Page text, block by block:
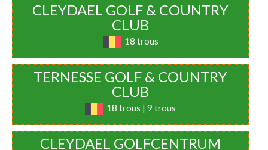
CLEYDAEL GOLF & COUNTRY
CLUB
18 trous
TERNESSE GOLF & COUNTRY
CLUB
18 trous | 9 trous
CLEYDAEL GOLFCENTRUM